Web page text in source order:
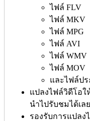
ไฟล์ FLV
ไฟล์ MKV
ไฟล์ MPG
ไฟล์ AVI
ไฟล์ WMV
ไฟล์ MOV
และไฟล์ป
แปลงไฟล์วิดีโอ
นำไปรับชมได้เลย
รองรับการแปล